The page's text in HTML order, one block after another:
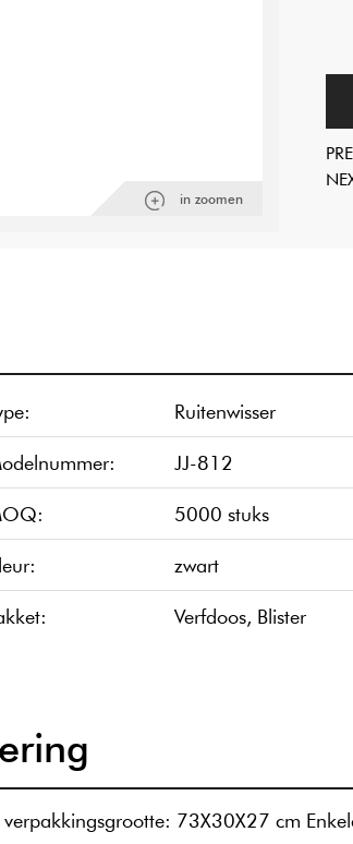
in zoomen
Ruitenwisser
JJ-812
5000 stuks
zwart
Verfdoos, Blister
verpakkingsgrootte: 73X30X27 cm